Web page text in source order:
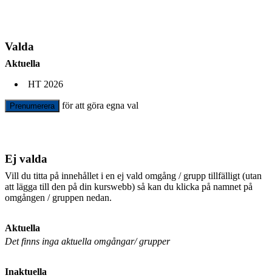
Valda
Aktuella
HT 2026
Prenumerera för att göra egna val
Ej valda
Vill du titta på innehållet i en ej vald omgång / grupp tillfälligt (utan
att lägga till den på din kurswebb) så kan du klicka på namnet på
omgången / gruppen nedan.
Aktuella
Det finns inga aktuella omgångar/ grupper
Inaktuella